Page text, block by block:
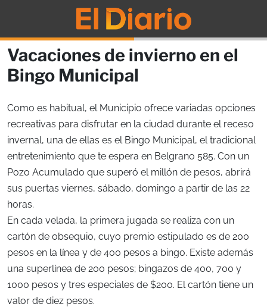
Vacaciones de invierno en el
Bingo Municipal
Como es habitual, el Municipio ofrece variadas opciones
recreativas para disfrutar en la ciudad durante el receso
invernal, una de ellas es el Bingo Municipal, el tradicional
entretenimiento que te espera en Belgrano 585. Con un
Pozo Acumulado que superó el millón de pesos, abrirá
sus puertas viernes, sábado, domingo a partir de las 22
horas.
En cada velada, la primera jugada se realiza con un
cartón de obsequio, cuyo premio estipulado es de 200
pesos en la línea y de 400 pesos a bingo. Existe además
una superlínea de 200 pesos; bingazos de 400, 700 y
1000 pesos y tres especiales de $200. El cartón tiene un
valor de diez pesos.